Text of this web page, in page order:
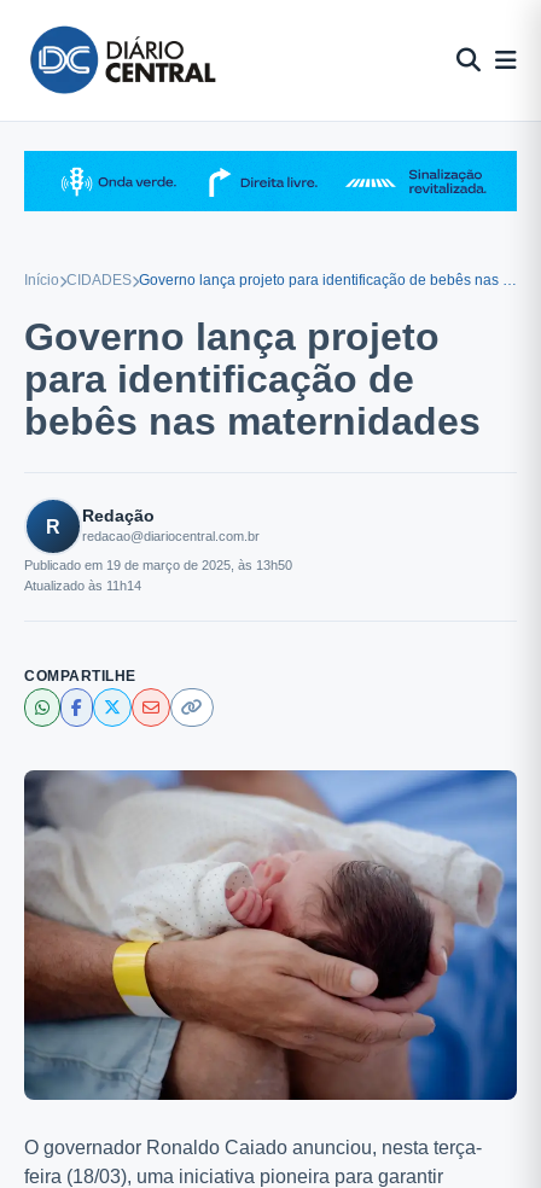
conteúdo
Início CIDADES Governo lança projeto para identificação de bebês nas maternidades
Governo lança projeto
para identificação de
bebês nas maternidades
R
Redação
redacao@diariocentral.com.br
Publicado em 19 de março de 2025, às 13h50
Atualizado às 11h14
COMPARTILHE
O governador Ronaldo Caiado anunciou, nesta terça-
feira (18/03), uma iniciativa pioneira para garantir